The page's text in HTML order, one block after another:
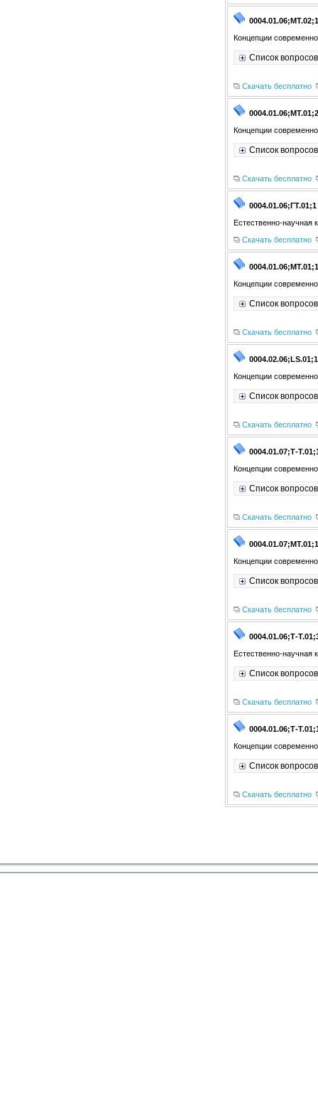
0004.01.06;МТ.02;1
Концепции
Список
Скачать бесплатно
0004.01.06;МТ.01;2
Концепции
Список
Скачать бесплатно
0004.01.06;ГТ.01;1
Естественно-научная
Скачать бесплатно
0004.01.06;МТ.01;1
Концепции
Список
Скачать бесплатно
0004.02.06;LS.01;1
Концепции
Список
Скачать бесплатно
0004.01.07;Т-
Концепции
Список
Скачать бесплатно
0004.01.07;МТ.01;1
Концепции
Список
Скачать бесплатно
0004.01.06;Т-
Естественно-научная
Список
Скачать бесплатно
0004.01.06;Т-
Концепции
Список
Скачать бесплатно